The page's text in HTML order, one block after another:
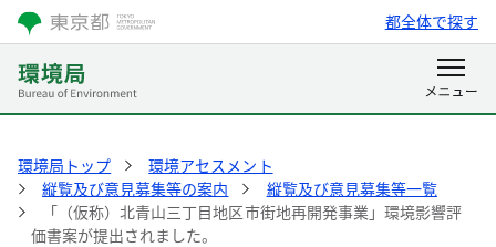
都全体で探す
環境局トップ
環境アセスメント
縦覧及び意見募集等の案内
縦覧及び意見募集等一覧
「（仮称）北青山三丁目地区市街地再開発事業」環境影響評
価書案が提出されました。